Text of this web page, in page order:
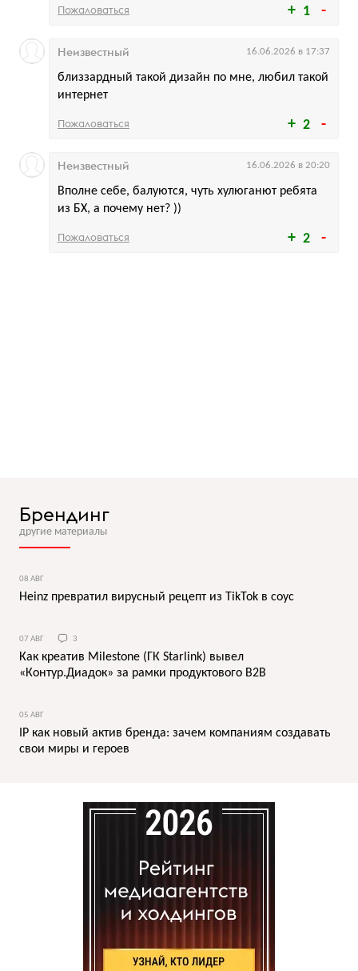
1
Пожаловаться
2
близзардный такой дизайн по мне, любил такой
интернет
Неизвестный 16.06.2026 в 17:37
Пожаловаться
2
Вполне себе, балуются, чуть хулюганют ребята
из БХ, а почему нет? ))
Неизвестный 16.06.2026 в 20:20
Пожаловаться
Брендинг
другие материалы
08 АВГ
Heinz превратил вирусный рецепт из TikTok в соус
07 АВГ 3
Как креатив Milestone (ГК Starlink) вывел
«Контур.Диадок» за рамки продуктового B2B
05 АВГ
IP как новый актив бренда: зачем компаниям создавать
свои миры и героев